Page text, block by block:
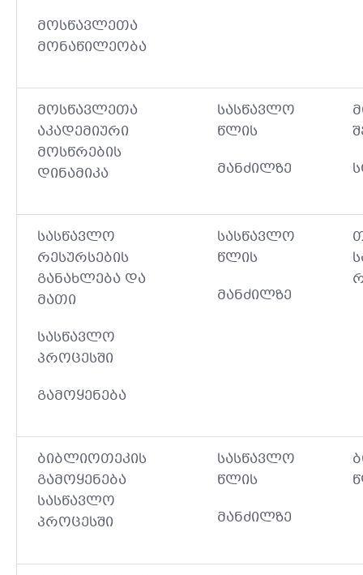
მოსწავლეთა
მონაწილეობა
მოსწავლეთა
აკადემიური
მოსწრების
დინამიკა
სასწავლო
წლის
მანძილზე
სასწავლო
რესურსების
განახლება და
მათი
სასწავლო
პროცესში
გამოყენება
სასწავლო
წლის
მანძილზე
ბიბლიოთეკის
გამოყენება
სასწავლო
პროცესში
სასწავლო
წლის
მანძილზე